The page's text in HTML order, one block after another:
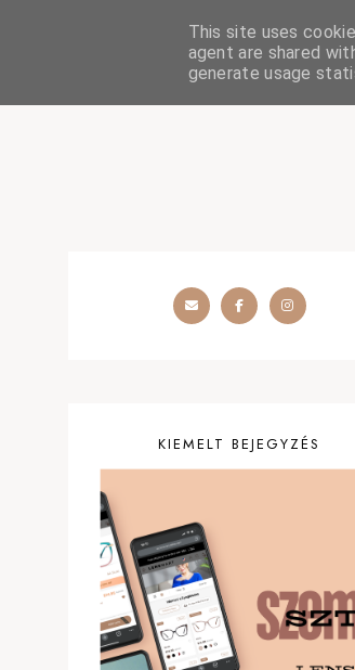
SZÉPSÉGÁPOLÁS OUTFIT
KIEMELT BEJEGYZÉS
This site uses
agent are shared
generate usage